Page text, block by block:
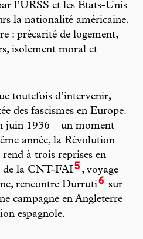
l’URSS et les États-Unis
la nationalité américaine.
: précarité de logement,
isolement moral et
toutefois d’intervenir,
des fascismes en Europe.
juin 1936 – un moment
année, la Révolution
rend à trois reprises en
de la CNT-FAI5 , voyage
rencontre Durruti6 sur
campagne en Angleterre
espagnole.